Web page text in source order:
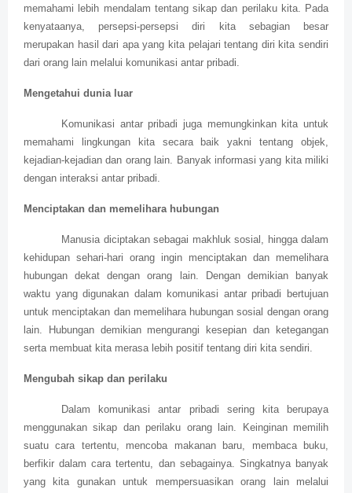
memahami lebih mendalam tentang sikap dan perilaku kita. Pada
kenyataanya, persepsi-persepsi diri kita sebagian besar
merupakan hasil dari apa yang kita pelajari tentang diri kita sendiri
dari orang lain melalui komunikasi antar pribadi.
Mengetahui dunia luar
Komunikasi antar pribadi juga memungkinkan kita untuk
memahami lingkungan kita secara baik yakni tentang objek,
kejadian-kejadian dan orang lain. Banyak informasi yang kita miliki
dengan interaksi antar pribadi.
Menciptakan dan memelihara hubungan
Manusia diciptakan sebagai makhluk sosial, hingga dalam
kehidupan sehari-hari orang ingin menciptakan dan memelihara
hubungan dekat dengan orang lain. Dengan demikian banyak
waktu yang digunakan dalam komunikasi antar pribadi bertujuan
untuk menciptakan dan memelihara hubungan sosial dengan orang
lain. Hubungan demikian mengurangi kesepian dan ketegangan
serta membuat kita merasa lebih positif tentang diri kita sendiri.
Mengubah sikap dan perilaku
Dalam komunikasi antar pribadi sering kita berupaya
menggunakan sikap dan perilaku orang lain. Keinginan memilih
suatu cara tertentu, mencoba makanan baru, membaca buku,
berfikir dalam cara tertentu, dan sebagainya. Singkatnya banyak
yang kita gunakan untuk mempersuasikan orang lain melalui